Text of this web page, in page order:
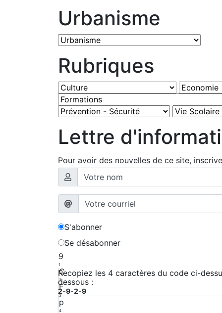
Urbanisme
Rubriques
Lettre
Pour avoir des nouvelles de ce site,
S'abonner
Se désabonner
9
1
C
2
F
3
p
4
Recopiez les 4 caractères du code ci-
dessous :
2-9-2-9